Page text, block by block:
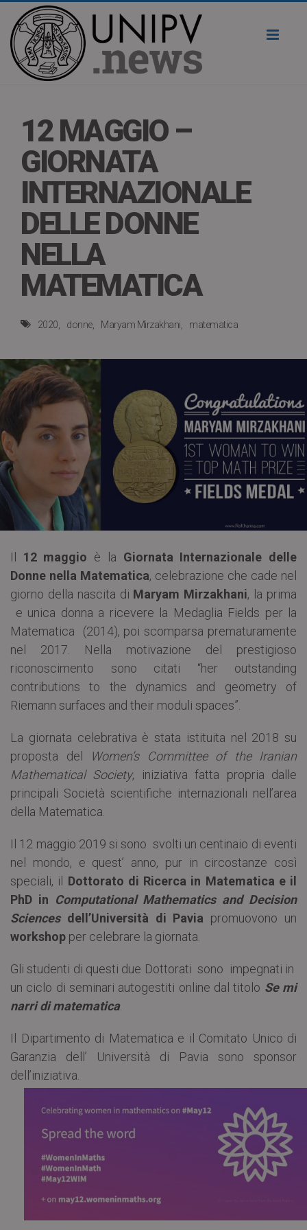
12 MAGGIO –
GIORNATA
INTERNAZIONALE
DELLE DONNE
NELLA
MATEMATICA
2020 donne Maryam Mirzakhani matematica
Il 12 maggio è la Giornata Internazionale delle
Donne nella Matematica, celebrazione che cade nel
giorno della nascita di Maryam Mirzakhani, la prima
e unica donna a ricevere la Medaglia Fields per la
Matematica (2014), poi scomparsa prematuramente
nel 2017. Nella motivazione del prestigioso
riconoscimento sono citati “her outstanding
contributions to the dynamics and geometry of
Riemann surfaces and their moduli spaces”.
La giornata celebrativa è stata istituita nel 2018 su
proposta del
Women’s Committee of the Iranian
Mathematical Society, iniziativa fatta propria dalle
principali Società scientifiche internazionali nell’area
della Matematica.
Il 12 maggio 2019 si sono svolti un centinaio di eventi
nel mondo, e quest’ anno, pur in circostanze così
speciali, il Dottorato di Ricerca in Matematica e il
PhD in Computational Mathematics and Decision
Sciencesdell’Università di Pavia promuovono un
workshop per celebrare la giornata.
Gli studenti di questi due Dottorati sono impegnati in
un ciclo di seminari autogestiti online dal titolo Se mi
narri di matematica.
Il Dipartimento di Matematica e il Comitato Unico di
Garanzia dell’ Università di Pavia sono sponsor
dell’iniziativa.